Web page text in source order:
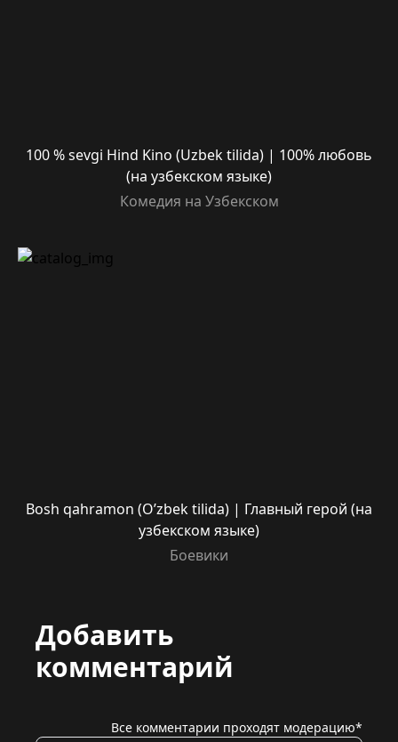
100 % sevgi Hind Kino (Uzbek tilida) | 100% любовь
(на узбекском языке)
Комедия на Узбекском
Bosh qahramon (O’zbek tilida) | Главный герой (на
узбекском языке)
Боевики
Добавить
комментарий
Все комментарии проходят модерацию*